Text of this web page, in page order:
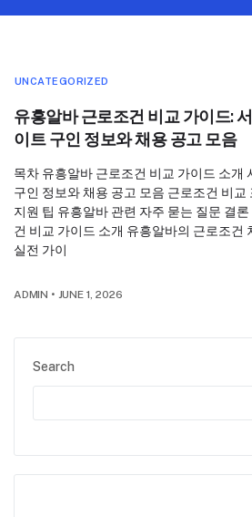
Search
UNCATEGORIZED
유흥알바 근로조건 비교 가이드:
이트 구인 정보와 채용 공고 모음
목차 유흥알바 근로조건 비교 가이드 소개
구인 정보와 채용 공고 모음 근로조건 비교
지원 팁 유흥알바 관련 자주 묻는 질문 결
건 비교 가이드 소개 유흥알바의 근로조건
실전 가이
ADMIN • JUNE 1, 2026